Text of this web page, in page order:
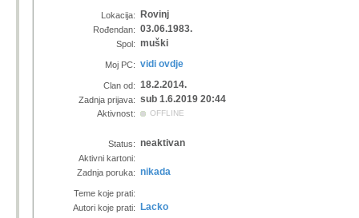
Lokacija: Rovinj
Rođendan: 03.06.1983.
Spol: muški
Moj PC: vidi ovdje
Clan od: 18.2.2014.
Zadnja prijava: sub 1.6.2019 20:44
Aktivnost: OFFLINE
Status: neaktivan
Aktivni kartoni:
Zadnja poruka: nikada
Teme koje prati:
Autori koje prati:
Lacko